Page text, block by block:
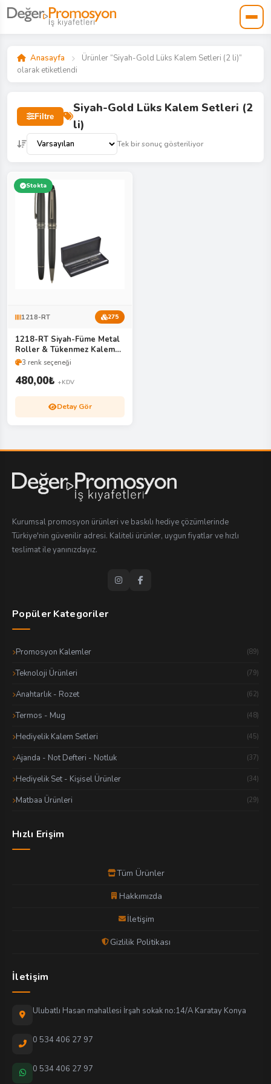
Anasayfa
Ürünler “Siyah-Gold Lüks Kalem Setleri (2 li)”
olarak etiketlendi
Filtre
Siyah-Gold Lüks Kalem Setleri (2
li)
Tek bir sonuç gösteriliyor
Stokta
1218-RT 275
1218-RT Siyah-Füme Metal
Roller & Tükenmez Kalem
Seti3 renk seçeneği
480,00₺ +KDV
Detay Gör
Kurumsal promosyon ürünleri ve baskılı hediye çözümlerinde
Türkiye'nin güvenilir adresi. Kaliteli ürünler, uygun fiyatlar ve hızlı
teslimat ile yanınızdayız.
Popüler Kategoriler
Promosyon Kalemler (89)
Teknoloji Ürünleri (79)
Anahtarlık - Rozet (62)
Termos - Mug (48)
Hediyelik Kalem Setleri (45)
Ajanda - Not Defteri - Notluk (37)
Hediyelik Set - Kişisel Ürünler (34)
Matbaa Ürünleri (29)
Hızlı Erişim
Tüm Ürünler
Hakkımızda
İletişim
Gizlilik Politikası
İletişim
Ulubatlı Hasan mahallesi İrşah sokak no:14/A Karatay Konya
0 534 406 27 97
0 534 406 27 97